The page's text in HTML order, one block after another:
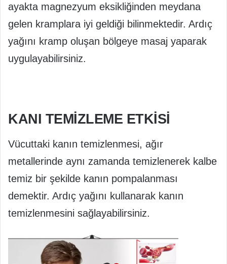
ayakta magnezyum eksikliğinden meydana
gelen kramplara iyi geldiği bilinmektedir. Ardıç
yağını kramp oluşan bölgeye masaj yaparak
uygulayabilirsiniz.
KANI TEMIZLEME ETKISI
Vücuttaki kanın temizlenmesi, ağır
metallerinde aynı zamanda temizlenerek kalbe
temiz bir şekilde kanın pompalanması
demektir. Ardıç yağını kullanarak kanın
temizlenmesini sağlayabilirsiniz.